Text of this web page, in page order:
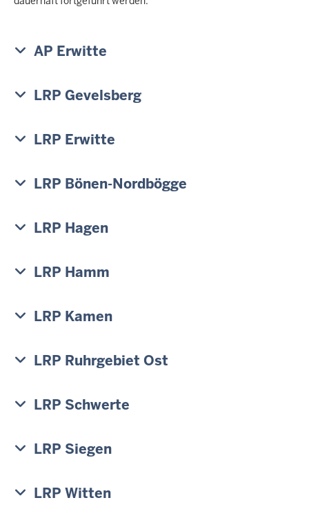
r
AP Erwitte
LRP Gevelsberg
LRP Erwitte
LRP Bönen-Nordbögge
LRP Hagen
LRP Hamm
LRP Kamen
LRP Ruhrgebiet Ost
LRP Schwerte
LRP Siegen
LRP Witten